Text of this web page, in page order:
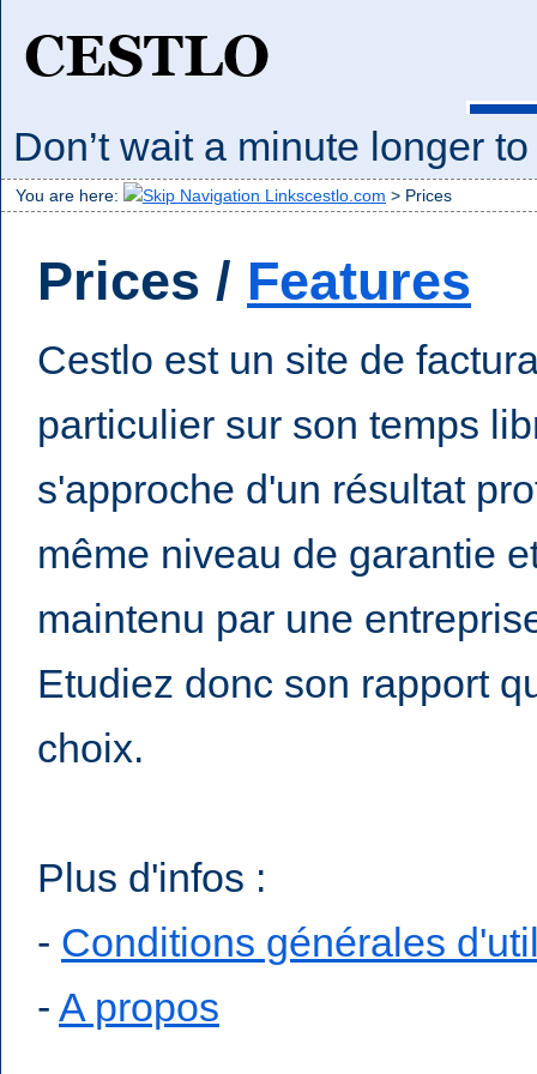
Don’t wait a minute longer
You are here: cestlo.com > Prices
Prices / Features
Cestlo est un site de
particulier sur son temps
s'approche d'un résultat
même niveau de garantie
maintenu par une
Etudiez donc son rapport
choix.
Plus d'infos :
- Conditions générales
- A propos